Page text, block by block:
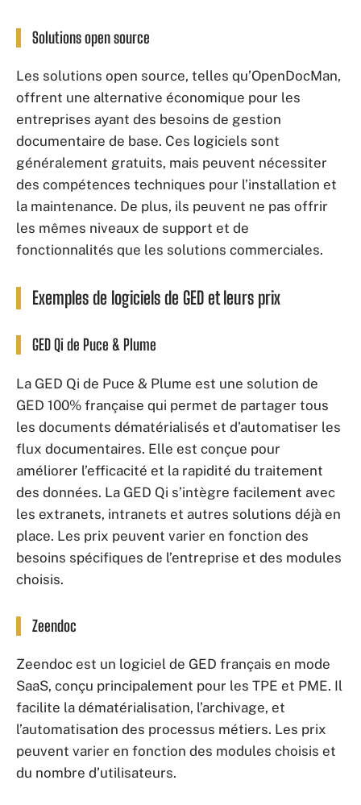
Solutions open source
Les solutions open source, telles qu’OpenDocMan,
offrent une alternative économique pour les
entreprises ayant des besoins de gestion
documentaire de base. Ces logiciels sont
généralement gratuits, mais peuvent nécessiter
des compétences techniques pour l’installation et
la maintenance. De plus, ils peuvent ne pas offrir
les mêmes niveaux de support et de
fonctionnalités que les solutions commerciales.
Exemples de logiciels de GED et leurs prix
GED Qi de Puce & Plume
La GED Qi de Puce & Plume est une solution de
GED 100% française qui permet de partager tous
les documents dématérialisés et d’automatiser les
flux documentaires. Elle est conçue pour
améliorer l’efficacité et la rapidité du traitement
des données. La GED Qi s’intègre facilement avec
les extranets, intranets et autres solutions déjà en
place. Les prix peuvent varier en fonction des
besoins spécifiques de l’entreprise et des modules
choisis.
Zeendoc
Zeendoc est un logiciel de GED français en mode
SaaS, conçu principalement pour les TPE et PME. Il
facilite la dématérialisation, l’archivage, et
l’automatisation des processus métiers. Les prix
peuvent varier en fonction des modules choisis et
du nombre d’utilisateurs.